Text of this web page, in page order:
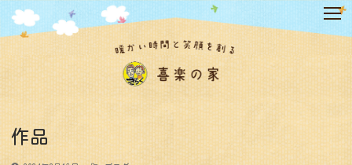
テ
ン
ツ
へ
ス
キ
ッ
作品